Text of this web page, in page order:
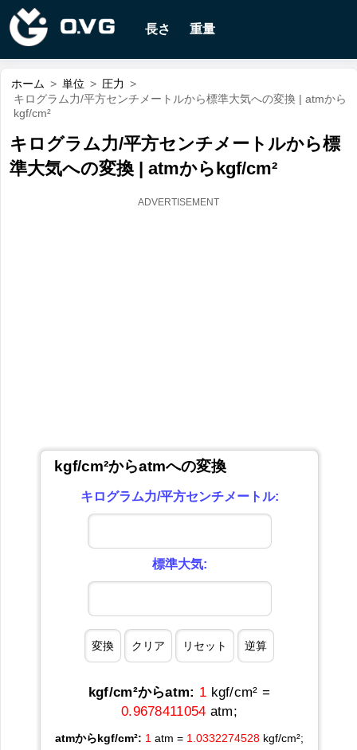
長さ 重量
ホーム > 単位 > 圧力 >
キログラム力/平方センチメートルから標準大気への変換 | atmから
kgf/cm²
キログラム力/平方センチメートルから標
準大気への変換 | atmからkgf/cm²
kgf/cm²からatmへの変換
キログラム力/平方センチメートル:
標準大気:
kgf/cm²からatm: 1 kgf/cm² =
0.9678411054 atm;
atmからkgf/cm²: 1 atm = 1.0332274528 kgf/cm²;